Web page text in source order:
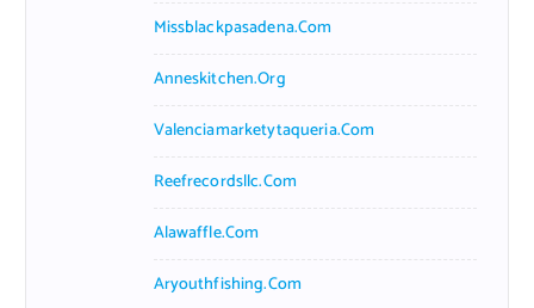
Missblackpasadena.com
Anneskitchen.org
Valenciamarketytaqueria.com
Reefrecordsllc.com
Alawaffle.com
Aryouthfishing.com